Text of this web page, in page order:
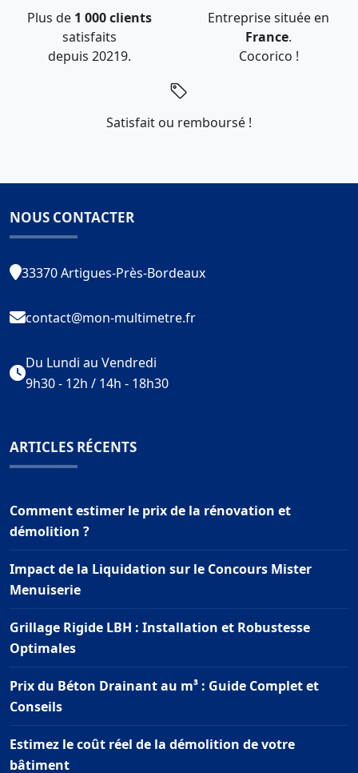
Plus de 1 000 clients
satisfaits
depuis 20219.
Entreprise située en
France.
Cocorico !
Satisfait ou remboursé !
NOUS CONTACTER
33370 Artigues-Près-Bordeaux
contact@mon-multimetre.fr
Du Lundi au Vendredi
9h30 - 12h / 14h - 18h30
ARTICLES RÉCENTS
Comment estimer le prix de la rénovation et
démolition ?
Impact de la Liquidation sur le Concours Mister
Menuiserie
Grillage Rigide LBH : Installation et Robustesse
Optimales
Prix du Béton Drainant au m³ : Guide Complet et
Conseils
Estimez le coût réel de la démolition de votre
bâtiment